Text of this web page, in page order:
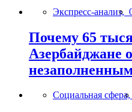
Экспресс-анализ,
Почему 65
Азербайджане
Социальная сфера,